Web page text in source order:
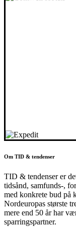
Om TID & tendenser
TID & tendenser er
tidsånd, samfunds-,
med konkrete bud på
Nordeuropas største
mere end 50 år har
sparringspartner.